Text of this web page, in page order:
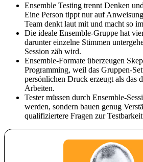
Ensemble Testing trennt Denken
Eine Person tippt nur auf
Team denkt laut mit und macht so
Die ideale Ensemble-Gruppe hat
darunter einzelne Stimmen
Session zäh wird.
Ensemble-Formate überzeugen
Programming, weil das Gruppen-
persönlichen Druck erzeugt als das
Arbeiten.
Tester müssen durch Ensemble-
werden, sondern bauen genug
qualifiziertere Fragen zur